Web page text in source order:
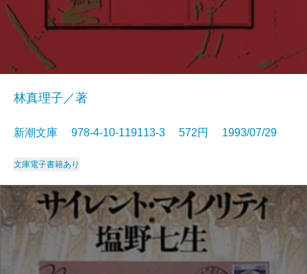
林真理子／著
新潮文庫 978-4-10-119113-3 572円 1993/07/29
文庫電子書籍あり